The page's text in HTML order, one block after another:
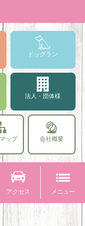
ドッグラン
法人・団体様
ップ 会社概要
アクセス メニュー